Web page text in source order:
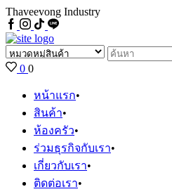
Thaveevong Industry
Facebook
IG Tiktok
Line
Search
input
0 0
หน้าแรก
สินค้า
ห้องครัว
ร่วมธุรกิจกับเรา
เกี่ยวกับเรา
ติดต่อเรา